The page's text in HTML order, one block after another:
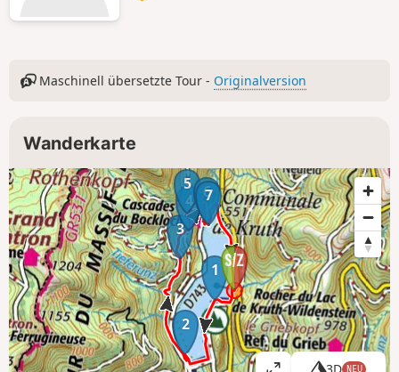
Maschinell übersetzte Tour - Originalversion
Wanderkarte
1
2
3
4
5 6
7
NEU